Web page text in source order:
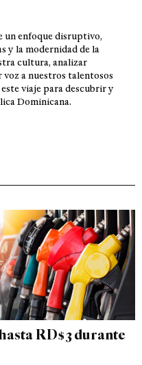
un enfoque disruptivo,
y la modernidad de la
cultura, analizar
a nuestros talentosos
viaje para descubrir y
Dominicana.
RD$3 durante